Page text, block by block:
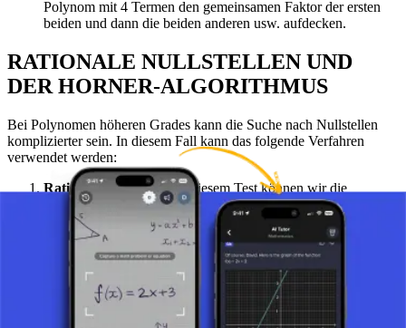
Polynom mit 4 Termen den gemeinsamen Faktor der ersten
beiden und dann die beiden anderen usw. aufdecken.
RATIONALE NULLSTELLEN UND
DER HORNER-ALGORITHMUS
Bei Polynomen höheren Grades kann die Suche nach Nullstellen
komplizierter sein. In diesem Fall kann das folgende Verfahren
verwendet werden:
Rationaler Nulltest : Mit diesem Test können wir die
möglichen rationalen Nullstellen eines Polynoms anhand der
Koeffizienten des Polynoms prüfen - in diesem Fall suchen
wir nach „Kandidaten“ für eine mögliche Nullstelle, indem
wir den freien Term und den führenden Koeffizienten
dividieren.
Horner-Algorithmus: Dieser Algorithmus ist nützlich für die
schnelle Auswertung von Polynomen und für die Suche nach
Nullstellen von Polynomen höheren Grades.